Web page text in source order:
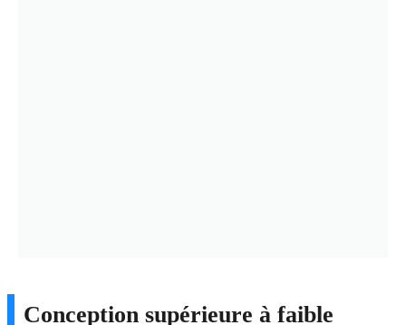
Conception supérieure à faible